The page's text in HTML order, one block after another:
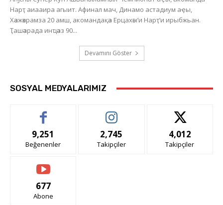
Нарҭ аиааира агыит. Афинал мач, Динамо астадиум аҿы,
Хәажәкрамза 20 амш, акомандақәа Ерцахәы’и Нарҭ’и ирыбжьан.
Ҭашәарада инҵәаз 90...
Devamını Göster
SOSYAL MEDYALARIMIZ
9,251
Beğenenler
2,745
Takipçiler
4,012
Takipçiler
677
Abone